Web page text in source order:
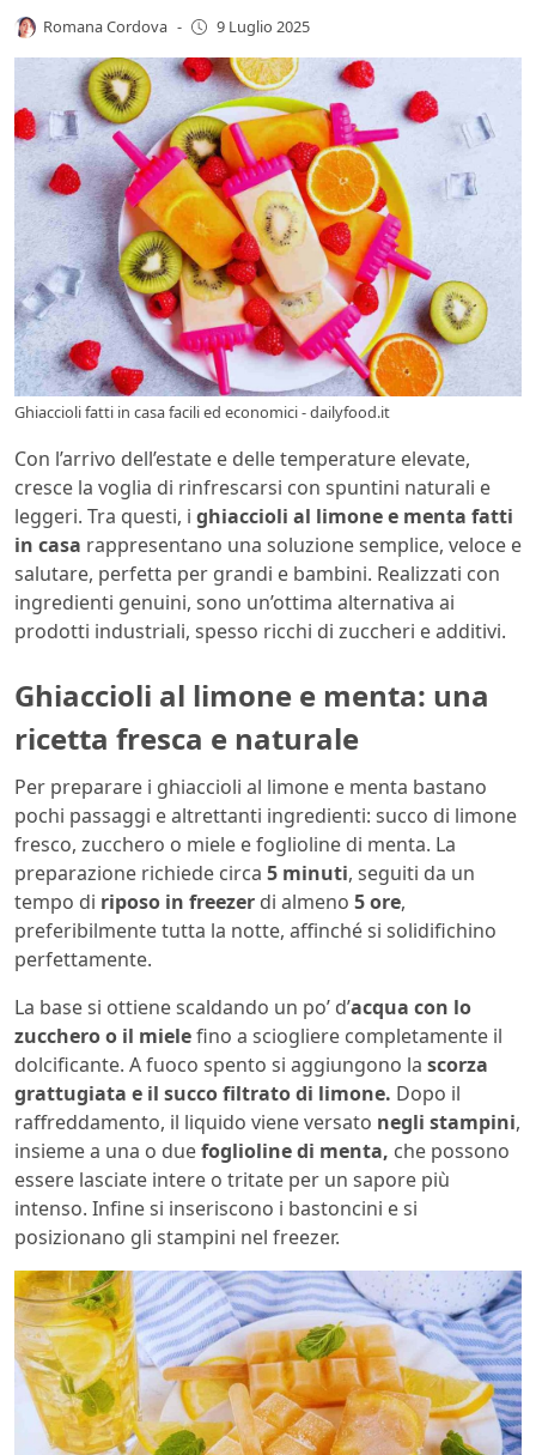
Romana Cordova - 9 Luglio 2025
Ghiaccioli fatti in casa facili ed economici - dailyfood.it
Con l’arrivo dell’estate e delle temperature elevate,
cresce la voglia di rinfrescarsi con spuntini naturali e
leggeri. Tra questi, i ghiaccioli al limone e menta fatti
in casa rappresentano una soluzione semplice, veloce e
salutare, perfetta per grandi e bambini. Realizzati con
ingredienti genuini, sono un’ottima alternativa ai
prodotti industriali, spesso ricchi di zuccheri e additivi.
Ghiaccioli al limone e menta: una
ricetta fresca e naturale
Per preparare i ghiaccioli al limone e menta bastano
pochi passaggi e altrettanti ingredienti: succo di limone
fresco, zucchero o miele e foglioline di menta. La
preparazione richiede circa 5 minuti, seguiti da un
tempo di riposo in freezer di almeno 5 ore,
preferibilmente tutta la notte, affinché si solidifichino
perfettamente.
La base si ottiene scaldando un po’ d’acqua con lo
zucchero o il mielefino a sciogliere completamente il
dolcificante. A fuoco spento si aggiungono la scorza
grattugiata e il succo filtrato di limone. Dopo il
raffreddamento, il liquido viene versato negli stampini,
insieme a una o duefoglioline di menta, che possono
essere lasciate intere o tritate per un sapore più
intenso. Infine si inseriscono i bastoncini e si
posizionano gli stampini nel freezer.